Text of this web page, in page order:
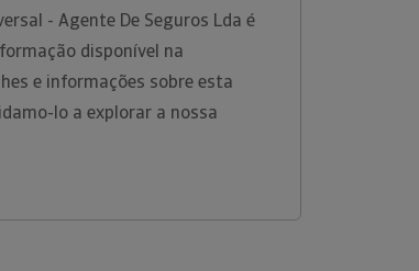
- Agente De Seguros Lda é
disponível na
e informações sobre esta
lo a explorar a nossa